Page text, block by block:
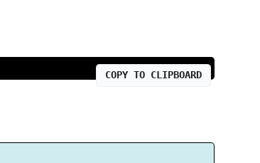
COPY TO CLIPBOARD